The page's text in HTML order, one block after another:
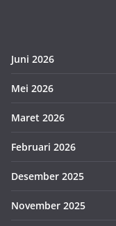
Juni 2026
Mei 2026
Maret 2026
Februari 2026
Desember 2025
November 2025